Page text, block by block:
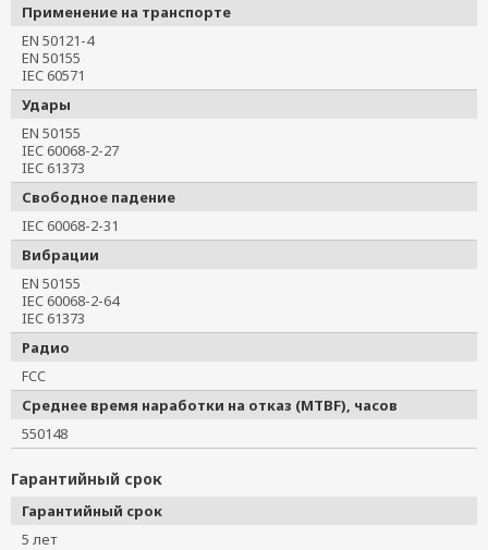
Применение на транспорте
EN 50121-4
EN 50155
IEC 60571
Удары
EN 50155
IEC 60068-2-27
IEC 61373
Свободное падение
IEC 60068-2-31
Вибрации
EN 50155
IEC 60068-2-64
IEC 61373
Радио
FCC
Среднее время наработки на отказ (MTBF), часов
550148
Гарантийный срок
Гарантийный срок
5 лет